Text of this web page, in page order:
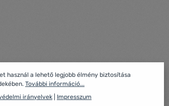
használ a lehető legjobb élmény biztosítása
További információ...
irányelvek
Impresszum